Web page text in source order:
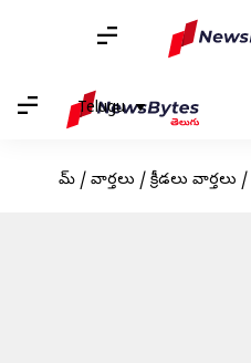
Telugu
హోమ్ / వార్తలు / క్రీడలు వార్తలు /